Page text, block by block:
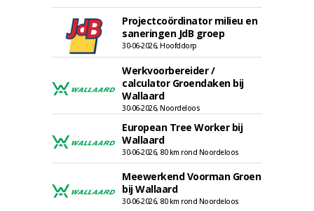
Projectcoördinator milieu en
saneringen JdB groep
30-06-2026, Hoofddorp
Werkvoorbereider /
calculator Groendaken bij
Wallaard
30-06-2026, Noordeloos
European Tree Worker bij
Wallaard
30-06-2026, 80 km rond Noordeloos
Meewerkend Voorman Groen
bij Wallaard
30-06-2026, 80 km rond Noordeloos